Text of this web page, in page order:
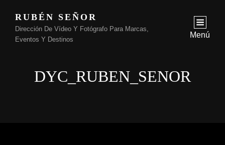
RUBÉN SEÑOR
Dirección De Vídeo Y Fotógrafo Para Marcas,
Eventos Y Destinos
Menú
DYC_RUBEN_SENOR